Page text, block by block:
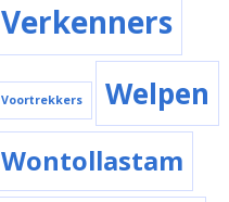
Verkenners
Voortrekkers Welpen
Wontollastam